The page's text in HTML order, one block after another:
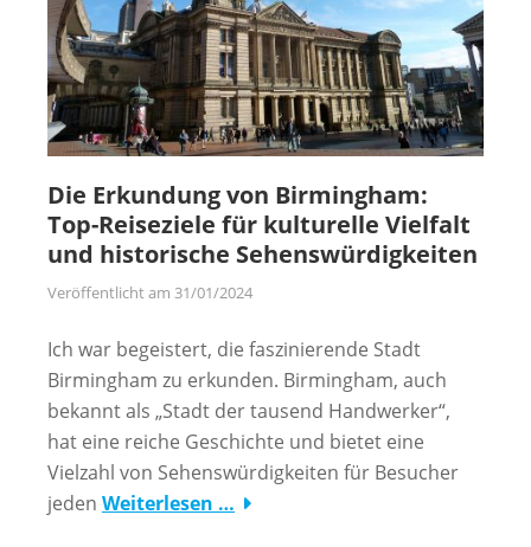
Die Erkundung von Birmingham:
Top-Reiseziele für kulturelle Vielfalt
und historische Sehenswürdigkeiten
Veröffentlicht am 31/01/2024
Ich war begeistert, die faszinierende Stadt
Birmingham zu erkunden. Birmingham, auch
bekannt als „Stadt der tausend Handwerker“,
hat eine reiche Geschichte und bietet eine
Vielzahl von Sehenswürdigkeiten für Besucher
jeden Weiterlesen …